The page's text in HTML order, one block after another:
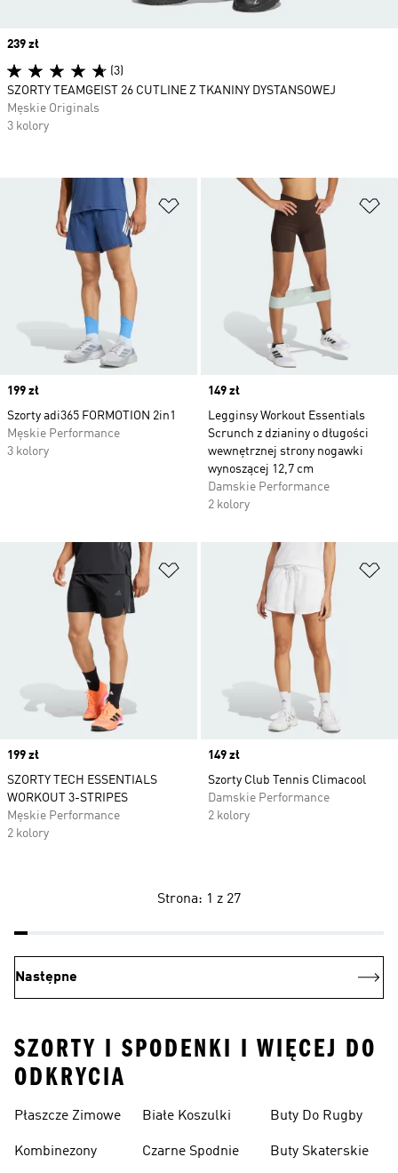
Dodaj do listy życzeń
Price
199 zł
Szorty adi365 FORMOTION 2in1
Męskie Performance
3 kolory
Price
149 zł
Legginsy Workout Essentials
Scrunch z dzianiny o długości
wewnętrznej strony nogawki
wynoszącej 12,7 cm
Damskie Performance
2 kolory
Dodaj do listy życzeń
Price
199 zł
SZORTY TECH ESSENTIALS
WORKOUT 3-STRIPES
Męskie Performance
2 kolory
Price
149 zł
Szorty Club Tennis Climacool
Damskie Performance
2 kolory
Price
239 zł
(3)
SZORTY TEAMGEIST 26 CUTLINE Z TKANINY DYSTANSOWEJ
Męskie Originals
3 kolory
Strona: 1 z 27
Następne
SZORTY I SPODENKI I WIĘCEJ DO
ODKRYCIA
Płaszcze Zimowe
Kombinezony
Białe Koszulki
Czarne Spodnie
Buty Do Rugby
Buty Skaterskie